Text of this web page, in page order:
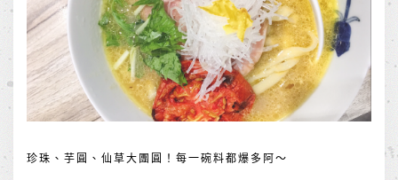
珍珠、芋圓、仙草大團圓！每一碗料都爆多阿～